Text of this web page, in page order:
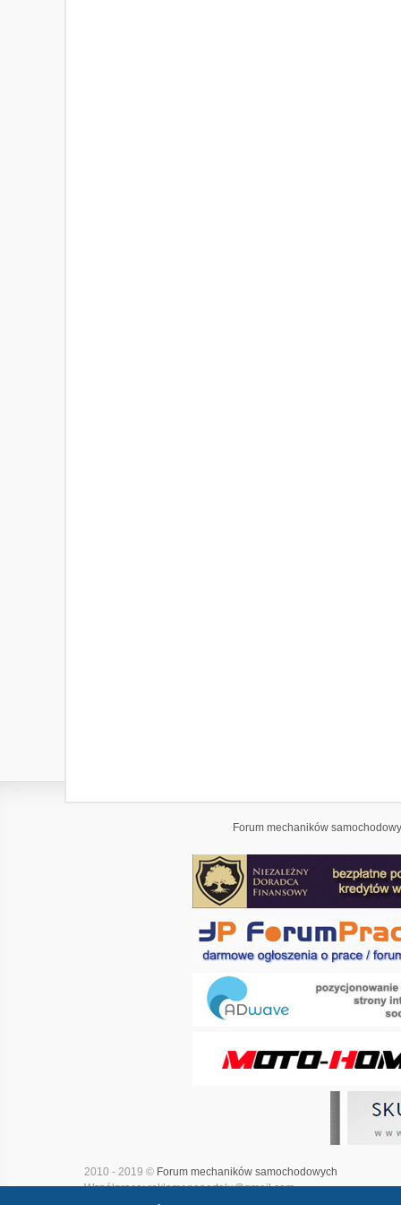
Forum mechaników
2010 - 2019 © Forum mechaników samochodowych
Współpraca: reklamanaportalu@gmail.com